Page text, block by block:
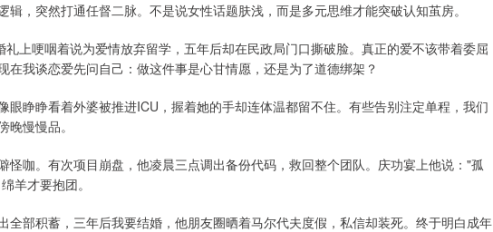
，突然打通任督二脉。不是说女性话题肤浅，而是多元思维才能突破认知茧房。
上哽咽着说为爱情放弃留学，五年后却在民政局门口撕破脸。真正的爱不该带着委屈
在我谈恋爱先问自己：做这件事是心甘情愿，还是为了道德绑架？
眼睁睁看着外婆被推进ICU，握着她的手却连体温都留不住。有些告别注定单程，我们
慢慢品。
怪咖。有次项目崩盘，他凌晨三点调出备份代码，救回整个团队。庆功宴上他说："孤
羊才要抱团。
全部积蓄，三年后我要结婚，他朋友圈晒着马尔代夫度假，私信却装死。终于明白成年